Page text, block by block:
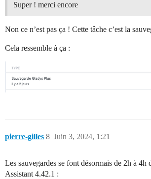
Super ! merci encore
Non ce n’est pas ça ! Cette tâche c’est la
Cela ressemble à ça :
pierre-gilles Juin 3, 2024, 1:21
8
Les sauvegardes se font désormais de 2h à 4h
Assistant 4.42.1 :